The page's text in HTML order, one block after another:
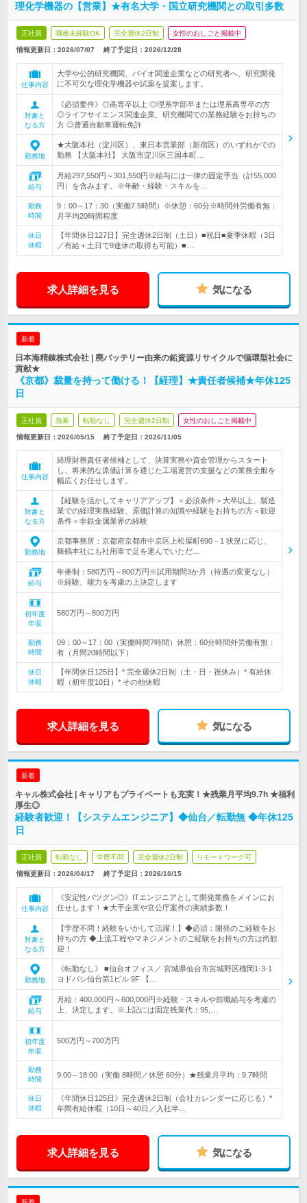
理化学機器の【営業】★有名大学・国立研究機関との取引多数
正社員 職種未経験OK 完全週休2日制 女性のおしごと掲載中
情報更新日：2026/07/07 終了予定日： 2026/12/28
仕事内容
大学や公的研究機関、バイオ関連企業などの研究者へ、研究開発
に不可欠な理化学機器や試薬を提案します。
対象と
なる方
《必須要件》◎高専卒以上 ◎理系学部卒または理系高専卒の方
◎ライフサイエンス関連企業、研究機関での業務経験をお持ちの
方 ◎普通自動車運転免許
勤務地
★大阪本社（淀川区）、東日本営業部（新宿区）のいずれかでの
勤務 【大阪本社】 大阪市淀川区三国本町…
給与
月給297,550円～301,550円※給与には一律の固定手当（計55,000
円）を含みます。※年齢・経験・スキルを…
勤務
時間
9：00～17：30（実働7.5時間）※休憩：60分※時間外労働有無：
月平均20時間程度
休日
休暇
【年間休日127日】完全週休2日制（土日）■祝日■夏季休暇（3日
／有給＋土日で9連休の取得も可能）■…
求人詳細を見る 気になる
新着
日本海精錬株式会社 | 廃バッテリー由来の鉛資源リサイクルで循環型社会に
貢献★
《京都》裁量を持って働ける！【経理】★責任者候補★年休125
日
正社員 急募 転勤なし 完全週休2日制 女性のおしごと掲載中
情報更新日：2026/05/15 終了予定日： 2026/11/05
仕事内容
経理財務責任者候補として、決算実務や資金管理からスタート
し、将来的な原価計算を通じた工場運営の支援などの業務全般を
幅広くお任せします。
対象と
なる方
【経験を活かしてキャリアアップ】＜必須条件＞大卒以上、製造
業での経理実務経験、原価計算の知識や経験をお持ちの方＜歓迎
条件＞非鉄金属業界の経験
勤務地
京都事務所：京都府京都市中京区上松屋町690－1 状況に応じ、
舞鶴本社にも社用車で足を運んでいただ…
給与
年俸制：580万円～800万円※試用期間3か月（待遇の変更なし）
※経験、能力を考慮の上決定します
初年度
年収
580万円～800万円
勤務
時間
09：00～17：00（実働時間7時間）休憩：60分時間外労働有無：
有（月間20時間以下）
休日
休暇
【年間休日125日】* 完全週休2日制（土・日・祝休み）* 有給休
暇（初年度10日）* その他休暇
求人詳細を見る 気になる
新着
キャル株式会社 | キャリアもプライベートも充実！★残業月平均9.7h ★福利
厚生◎
経験者歓迎！【システムエンジニア】◆仙台／転勤無 ◆年休125
日
正社員 転勤なし 学歴不問 完全週休2日制 リモートワーク可
情報更新日：2026/04/17 終了予定日： 2026/10/15
仕事内容
《安定性バツグン◎》ITエンジニアとして開発業務をメインにお
任せします！★大手企業や官公庁案件の実績多数！
対象と
なる方
【学歴不問！経験をいかして活躍！】◆必須：開発のご経験をお
持ちの方 ◆上流工程やマネジメントのご経験をお持ちの方は尚歓
迎！
勤務地
《転勤なし》 ■仙台オフィス／ 宮城県仙台市宮城野区榴岡1-3-1
ヨドバシ仙台第1ビル 9F 【…
給与
月給：400,000円～600,000円※経験・スキルや前職給与を考慮の
上、決定します。※上記には固定残業代：95,…
初年度
年収
500万円～700万円
勤務
時間
9:00～18:00（実働 8時間／休憩 60分）★残業月平均：9.7時間
休日
休暇
《年間休日125日》完全週休2日制（会社カレンダーに応じる）*
年間有給休暇（10日～40日／入社半…
求人詳細を見る 気になる